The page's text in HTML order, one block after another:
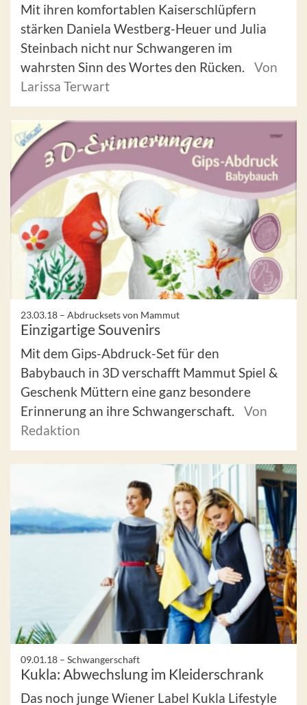
Mit ihren komfortablen Kaiserschlüpfern
stärken Daniela Westberg-Heuer und Julia
Steinbach nicht nur Schwangeren im
wahrsten Sinn des Wortes den Rücken.
Von
Larissa Terwart
23.03.18 – Abdrucksets von Mammut
Einzigartige Souvenirs
Mit dem Gips-Abdruck-Set für den
Babybauch in 3D verschafft Mammut Spiel &
Geschenk Müttern eine ganz besondere
Erinnerung an ihre Schwangerschaft.
Von
Redaktion
09.01.18 – Schwangerschaft
Kukla: Abwechslung im Kleiderschrank
Das noch junge Wiener Label Kukla Lifestyle